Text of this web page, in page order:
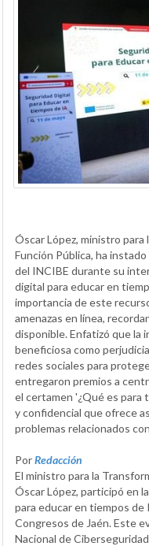
Óscar López, ministro para
Función Pública, ha
del INCIBE durante su
digital para educar en
importancia de este
amenazas en línea,
disponible. Enfatizó que la
beneficiosa como
redes sociales para
entregaron premios a
el certamen '¿Qué es para
y confidencial que ofrece
problemas relacionados
PorRedacción
El ministro para la
Óscar López, participó en
para educar en tiempos de
Congresos de Jaén. Este
Nacional de